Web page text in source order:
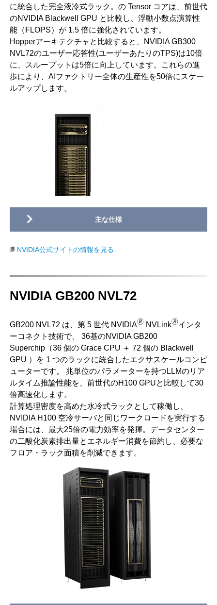
に統合した完全液冷式ラック。の Tensor コアは、前世代
のNVIDIA Blackwell GPU と比較し、浮動小数点演算性
能（FLOPS）が 1.5 倍に強化されています。
Hopperアーキテクチャと比較すると、NVIDIA GB300
NVL72のユーザー応答性(ユーザーあたりのTPS)は10倍
に、スループットは5倍に向上しています。これらの進
歩により、AIファクトリー全体の生産性を50倍にスケー
ルアップします。
NVIDIA公式サイトの情報を見る
NVIDIA GB200 NVL72
GB200 NVL72 は、第 5 世代 NVIDIA🄬 NVLink🄬インタ
ーコネクト技術で、 36基のNVIDIA GB200
Superchip（36 個の Grace CPU ＋ 72 個の Blackwell
GPU ）を 1 つのラックに統合したエクサスケールコンピ
ューターです。 兆単位のパラメーターを持つLLMのリア
ルタイム推論性能を、前世代のH100 GPUと比較して30
倍高速化します。
計算処理密度を高めた水冷式ラックとして稼働し、
NVIDIA H100 空冷サーバと同じワークロードを実行する
場合には、最大25倍の電力効率を発揮。データセンター
の二酸化炭素排出量とエネルギー消費を節約し、必要な
フロア・ラック面積を削減できます。